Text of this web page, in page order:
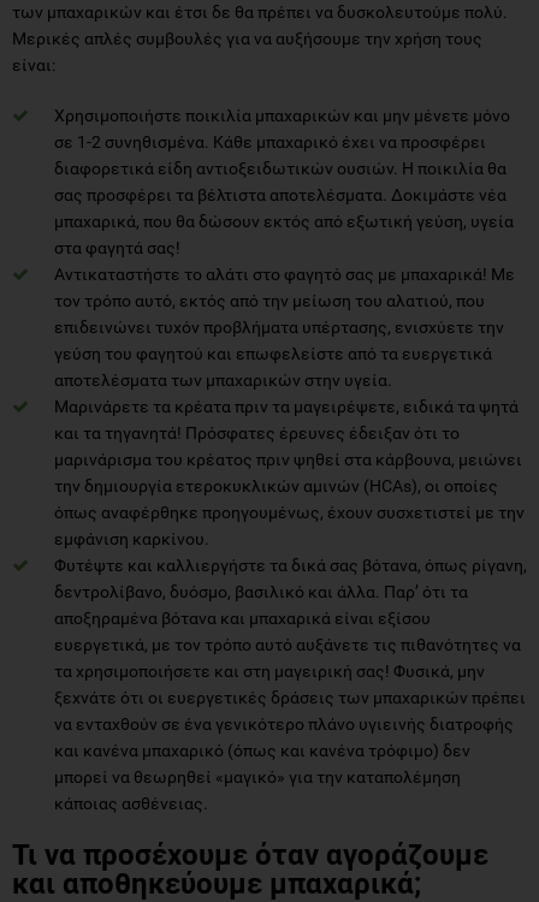
των μπαχαρικών και έτσι δε θα πρέπει να δυσκολευτούμε πολύ.
Μερικές απλές συμβουλές για να αυξήσουμε την χρήση τους
είναι:
Χρησιμοποιήστε ποικιλία μπαχαρικών και μην μένετε μόνο
σε 1-2 συνηθισμένα. Κάθε μπαχαρικό έχει να προσφέρει
διαφορετικά είδη αντιοξειδωτικών ουσιών. Η ποικιλία θα
σας προσφέρει τα βέλτιστα αποτελέσματα. Δοκιμάστε νέα
μπαχαρικά, που θα δώσουν εκτός από εξωτική γεύση, υγεία
στα φαγητά σας!
Αντικαταστήστε το αλάτι στο φαγητό σας με μπαχαρικά! Με
τον τρόπο αυτό, εκτός από την μείωση του αλατιού, που
επιδεινώνει τυχόν προβλήματα υπέρτασης, ενισχύετε την
γεύση του φαγητού και επωφελείστε από τα ευεργετικά
αποτελέσματα των μπαχαρικών στην υγεία.
Μαρινάρετε τα κρέατα πριν τα μαγειρέψετε, ειδικά τα ψητά
και τα τηγανητά! Πρόσφατες έρευνες έδειξαν ότι το
μαρινάρισμα του κρέατος πριν ψηθεί στα κάρβουνα, μειώνει
την δημιουργία ετεροκυκλικών αμινών (HCAs), οι οποίες
όπως αναφέρθηκε προηγουμένως, έχουν συσχετιστεί με την
εμφάνιση καρκίνου.
Φυτέψτε και καλλιεργήστε τα δικά σας βότανα, όπως ρίγανη,
δεντρολίβανο, δυόσμο, βασιλικό και άλλα. Παρ’ ότι τα
αποξηραμένα βότανα και μπαχαρικά είναι εξίσου
ευεργετικά, με τον τρόπο αυτό αυξάνετε τις πιθανότητες να
τα χρησιμοποιήσετε και στη μαγειρική σας! Φυσικά, μην
ξεχνάτε ότι οι ευεργετικές δράσεις των μπαχαρικών πρέπει
να ενταχθούν σε ένα γενικότερο πλάνο υγιεινής διατροφής
και κανένα μπαχαρικό (όπως και κανένα τρόφιμο) δεν
μπορεί να θεωρηθεί «μαγικό» για την καταπολέμηση
κάποιας ασθένειας.
Τι να προσέχουμε όταν αγοράζουμε
και αποθηκεύουμε μπαχαρικά;